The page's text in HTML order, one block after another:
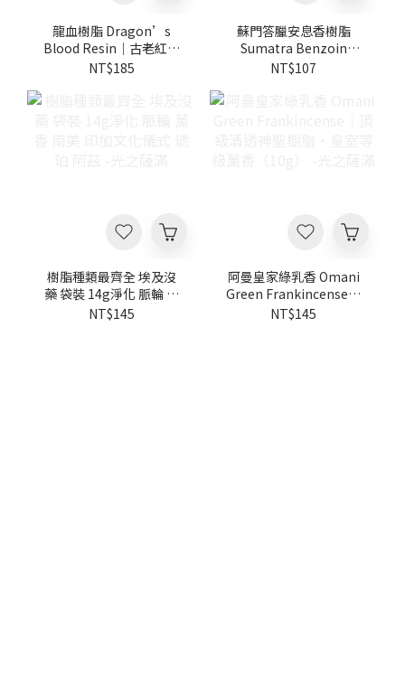
龍血樹脂 Dragon’s
Blood Resin｜古老紅色
樹脂・空間淨化・儀式薰
NT$185
蘇門答臘安息香樹脂
Sumatra Benzoin
Resin｜神聖香脂・安定
NT$107
樹脂種類最齊全 埃及沒
藥 袋裝 14g淨化 脈輪 薰
香 南美 印加文化儀式 琥
NT$145
阿曼皇家綠乳香 Omani
Green Frankincense｜
頂級清透神聖樹脂・皇室
NT$145